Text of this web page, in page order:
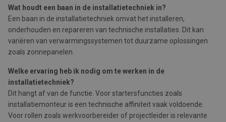
Wat houdt een baan in de installatietechniek in?
Een baan in de installatietechniek omvat het installeren,
onderhouden en repareren van technische installaties. Dit kan
variëren van verwarmingssystemen tot duurzame oplossingen
zoals zonnepanelen.
Welke ervaring heb ik nodig om te werken in de
installatietechniek?
Dit hangt af van de functie. Voor startersfuncties zoals
installatiemonteur is een technische affiniteit vaak voldoende.
Voor rollen zoals werkvoorbereider of projectleider is relevante